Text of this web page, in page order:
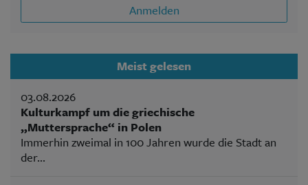
Anmelden
Meist gelesen
03.08.2026
Kulturkampf um die griechische
„Muttersprache“ in Polen
Immerhin zweimal in 100 Jahren wurde die Stadt an
der...